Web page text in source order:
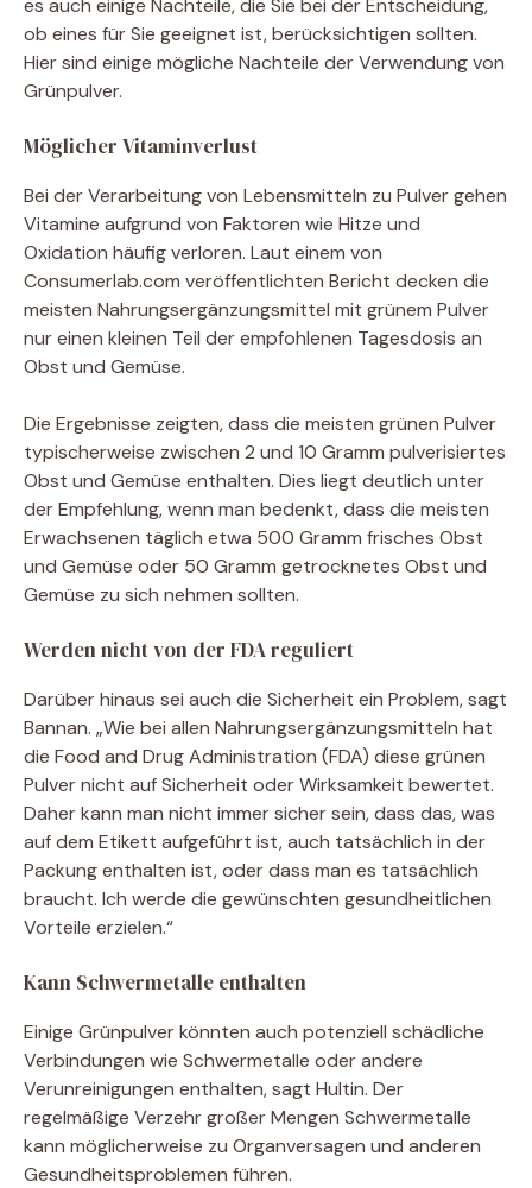
ob eines für Sie geeignet ist, berücksichtigen sollten.
Hier sind einige mögliche Nachteile der Verwendung von
Grünpulver.
Möglicher Vitaminverlust
Bei der Verarbeitung von Lebensmitteln zu Pulver gehen
Vitamine aufgrund von Faktoren wie Hitze und
Oxidation häufig verloren. Laut einem von
Consumerlab.com veröffentlichten Bericht decken die
meisten Nahrungsergänzungsmittel mit grünem Pulver
nur einen kleinen Teil der empfohlenen Tagesdosis an
Obst und Gemüse.
Die Ergebnisse zeigten, dass die meisten grünen Pulver
typischerweise zwischen 2 und 10 Gramm pulverisiertes
Obst und Gemüse enthalten. Dies liegt deutlich unter
der Empfehlung, wenn man bedenkt, dass die meisten
Erwachsenen täglich etwa 500 Gramm frisches Obst
und Gemüse oder 50 Gramm getrocknetes Obst und
Gemüse zu sich nehmen sollten.
Werden nicht von der FDA reguliert
Darüber hinaus sei auch die Sicherheit ein Problem, sagt
Bannan. „Wie bei allen Nahrungsergänzungsmitteln hat
die Food and Drug Administration (FDA) diese grünen
Pulver nicht auf Sicherheit oder Wirksamkeit bewertet.
Daher kann man nicht immer sicher sein, dass das, was
auf dem Etikett aufgeführt ist, auch tatsächlich in der
Packung enthalten ist, oder dass man es tatsächlich
braucht. Ich werde die gewünschten gesundheitlichen
Vorteile erzielen.“
Kann Schwermetalle enthalten
Einige Grünpulver könnten auch potenziell schädliche
Verbindungen wie Schwermetalle oder andere
Verunreinigungen enthalten, sagt Hultin. Der
regelmäßige Verzehr großer Mengen Schwermetalle
kann möglicherweise zu Organversagen und anderen
Gesundheitsproblemen führen.